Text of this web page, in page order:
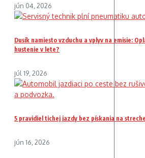
jún 04, 2026
Dusík namiesto vzduchu a vplyv na emisie:
hustenie v lete?
júl 19, 2026
5 pravidiel tichej jazdy bez pískania na
jún 16, 2026